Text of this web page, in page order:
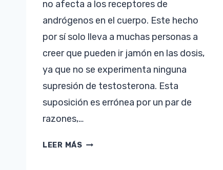
no afecta a los receptores de
andrógenos en el cuerpo. Este hecho
por sí solo lleva a muchas personas a
creer que pueden ir jamón en las dosis,
ya que no se experimenta ninguna
supresión de testosterona. Esta
suposición es errónea por un par de
razones,…
LEER MÁS DOSIS